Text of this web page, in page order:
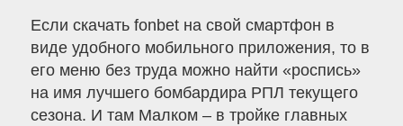
Если скачать fonbet на свой смартфон в
виде удобного мобильного приложения, то в
его меню без труда можно найти «роспись»
на имя лучшего бомбардира РПЛ текущего
сезона. И там Малком – в тройке главных